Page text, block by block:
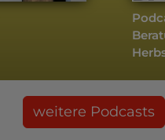
weitere Podcasts